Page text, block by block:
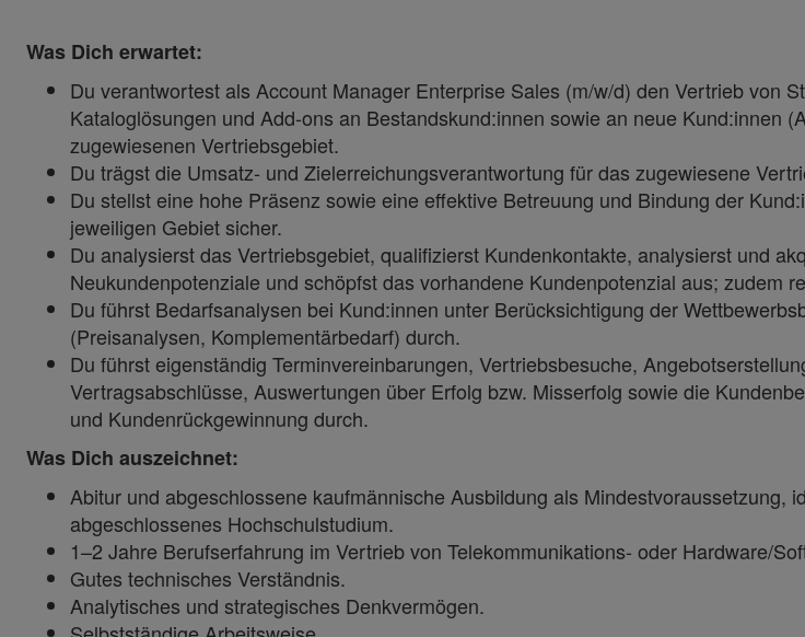
Was Dich erwartet:
Du verantwortest als Account Manager Enterprise Sales (m/w/d) den Vertrieb von
Kataloglösungen und Add-ons an Bestandskund:innen sowie an neue Kund:innen
zugewiesenen Vertriebsgebiet.
Du trägst die Umsatz- und Zielerreichungsverantwortung für das zugewiesene
Du stellst eine hohe Präsenz sowie eine effektive Betreuung und Bindung der
jeweiligen Gebiet sicher.
Du analysierst das Vertriebsgebiet, qualifizierst Kundenkontakte, analysierst und
Neukundenpotenziale und schöpfst das vorhandene Kundenpotenzial aus; zudem
Du führst Bedarfsanalysen bei Kund:innen unter Berücksichtigung der
(Preisanalysen, Komplementärbedarf) durch.
Du führst eigenständig Terminvereinbarungen, Vertriebsbesuche,
Vertragsabschlüsse, Auswertungen über Erfolg bzw. Misserfolg sowie die
und Kundenrückgewinnung durch.
Was Dich auszeichnet:
Abitur und abgeschlossene kaufmännische Ausbildung als Mindestvoraussetzung,
abgeschlossenes Hochschulstudium.
1–2 Jahre Berufserfahrung im Vertrieb von Telekommunikations- oder Hardware/
Gutes technisches Verständnis.
Analytisches und strategisches Denkvermögen.